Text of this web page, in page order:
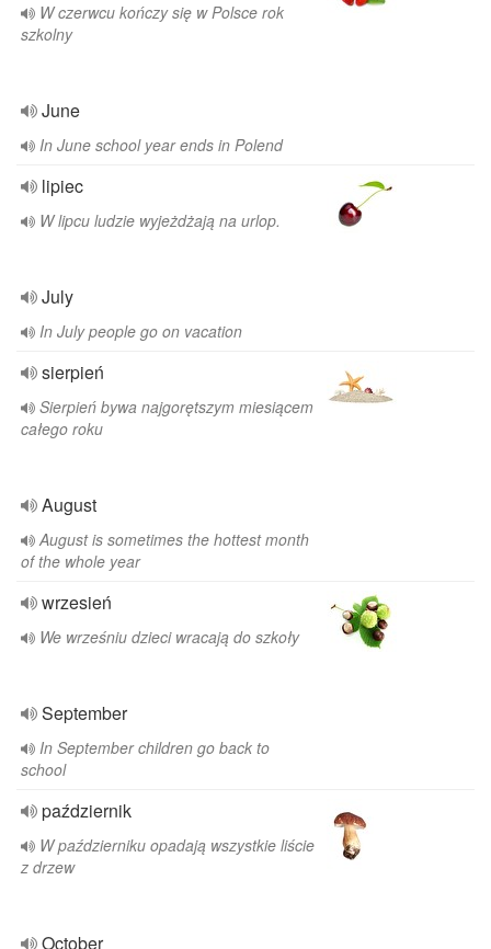
W czerwcu kończy się w Polsce rok
szkolny
June
In June school year ends in Polend
lipiec
W lipcu ludzie wyjeżdżają na urlop.
July
In July people go on vacation
sierpień
Sierpień bywa najgorętszym miesiącem
całego roku
August
August is sometimes the hottest month
of the whole year
wrzesień
We wrześniu dzieci wracają do szkoły
September
In September children go back to
school
październik
W październiku opadają wszystkie liście
z drzew
October